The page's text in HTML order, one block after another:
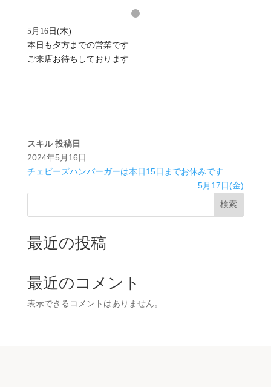
5月16日(木)
本日も夕方までの営業です
ご来店お待ちしております
スキル 投稿日
2024年5月16日
チェビーズハンバーガーは本日15日までお休みです
5月17日(金)
検索
最近の投稿
最近のコメント
表示できるコメントはありません。